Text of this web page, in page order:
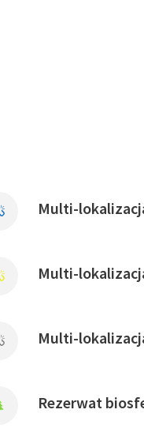
Multi-
Multi-
Multi-
Rezerwat